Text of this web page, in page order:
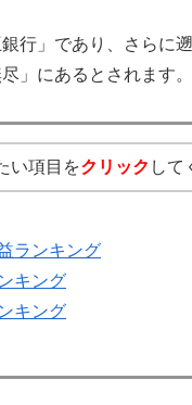
行」であり、さらに
」にあるとされます。
い項目をクリック して
ランキング
キング
キング